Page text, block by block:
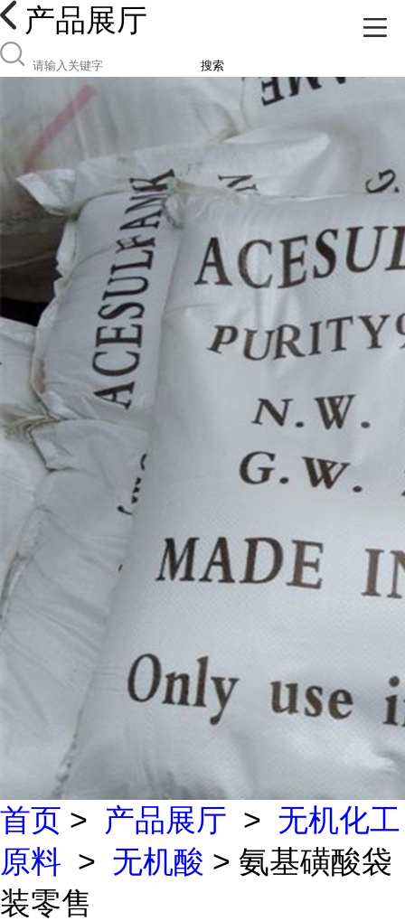
产品展厅
搜索
首页 > 产品展厅 > 无机化工
原料 > 无机酸 > 氨基磺酸袋
装零售